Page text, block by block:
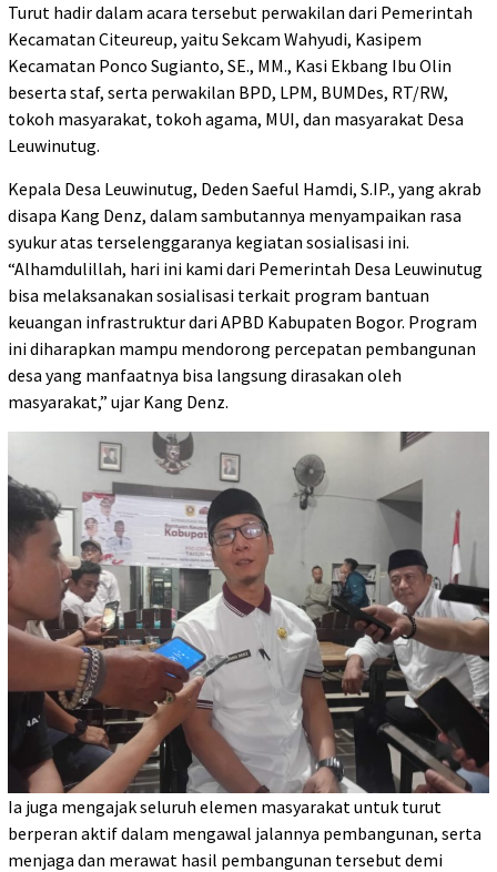
Turut hadir dalam acara tersebut perwakilan dari Pemerintah
Kecamatan Citeureup, yaitu Sekcam Wahyudi, Kasipem
Kecamatan Ponco Sugianto, SE., MM., Kasi Ekbang Ibu Olin
beserta staf, serta perwakilan BPD, LPM, BUMDes, RT/RW,
tokoh masyarakat, tokoh agama, MUI, dan masyarakat Desa
Leuwinutug.
Kepala Desa Leuwinutug, Deden Saeful Hamdi, S.IP., yang akrab
disapa Kang Denz, dalam sambutannya menyampaikan rasa
syukur atas terselenggaranya kegiatan sosialisasi ini.
“Alhamdulillah, hari ini kami dari Pemerintah Desa Leuwinutug
bisa melaksanakan sosialisasi terkait program bantuan
keuangan infrastruktur dari APBD Kabupaten Bogor. Program
ini diharapkan mampu mendorong percepatan pembangunan
desa yang manfaatnya bisa langsung dirasakan oleh
masyarakat,” ujar Kang Denz.
Ia juga mengajak seluruh elemen masyarakat untuk turut
berperan aktif dalam mengawal jalannya pembangunan, serta
menjaga dan merawat hasil pembangunan tersebut demi